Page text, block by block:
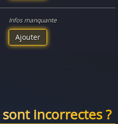
Infos manquante
Ajouter
incorrectes ?